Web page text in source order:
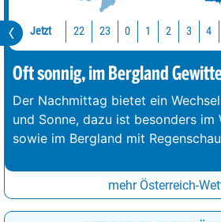
Jetzt 22 23 0 1 2 3 4
Oft sonnig, im Bergland
Der Nachmittag bietet ein
und Sonne, dazu ist besonders im
sowie im Bergland mit
mehr Österreich-